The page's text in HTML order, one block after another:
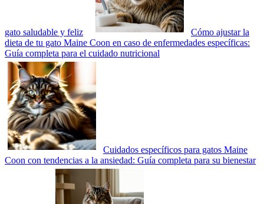
gato saludable y feliz
Cómo ajustar la
dieta de tu gato Maine Coon en caso de enfermedades específicas:
Guía completa para el cuidado nutricional
Cuidados específicos para gatos Maine
Coon con tendencias a la ansiedad: Guía completa para su bienestar